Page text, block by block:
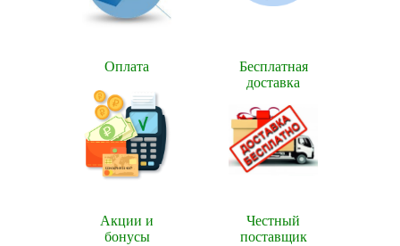
Оплата
Бесплатная
доставка
Акции и
бонусы
Честный
поставщик